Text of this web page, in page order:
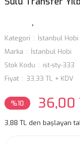
Kategori
İstanbul
Marka
İstanbul Hobi
Stok Kodu
ist-sty-333
Fiyat
33,33 TL + KDV
%10 36,00
3,88 TL den başlayan